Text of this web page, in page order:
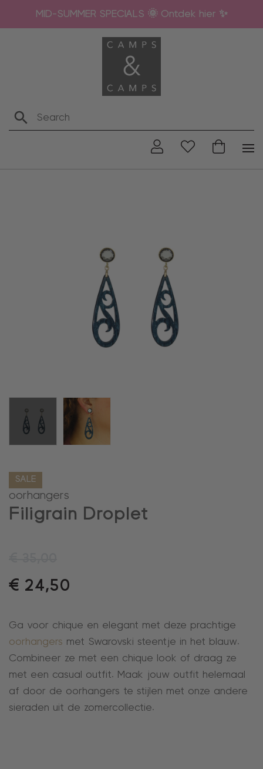
MID-SUMMER SPECIALS 🌞 Ontdek hier ✨
SALE
oorhangers
Filigrain Droplet
€ 24,50
Ga voor chique en elegant met deze prachtige
oorhangers met Swarovski steentje in het blauw.
Combineer ze met een chique look of draag ze
met een casual outfit. Maak jouw outfit helemaal
af door de oorhangers te stijlen met onze andere
sieraden uit de zomercollectie.